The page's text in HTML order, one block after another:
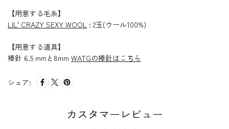
【用意する毛糸】
LIL' CRAZY SEXY WOOL : 2玉(ウール100%)
【用意する道具】
棒針 6.5 mmと8mm WATGの棒針はこちら
シェア:
カスタマーレビュー